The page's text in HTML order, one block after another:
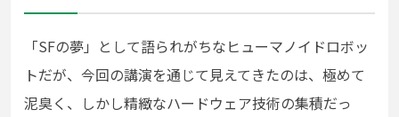
「SFの夢」として語られがちなヒューマノイドロボッ
トだが、今回の講演を通じて見えてきたのは、極めて
泥臭く、しかし精緻なハードウェア技術の集積だっ